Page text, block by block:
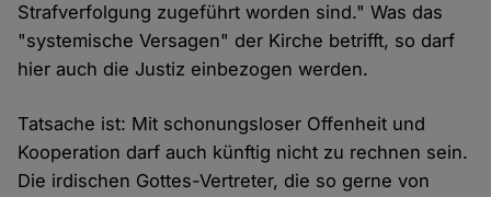
Strafverfolgung zugeführt worden sind." Was das
"systemische Versagen" der Kirche betrifft, so darf
hier auch die Justiz einbezogen werden.
Tatsache ist: Mit schonungsloser Offenheit und
Kooperation darf auch künftig nicht zu rechnen sein.
Die irdischen Gottes-Vertreter, die so gerne von